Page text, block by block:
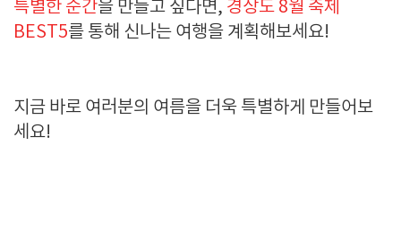
특별한 순간을 만들고 싶다면, 경상도 8월 축제
BEST5를 통해 신나는 여행을 계획해보세요!
지금 바로 여러분의 여름을 더욱 특별하게 만들어보
세요!